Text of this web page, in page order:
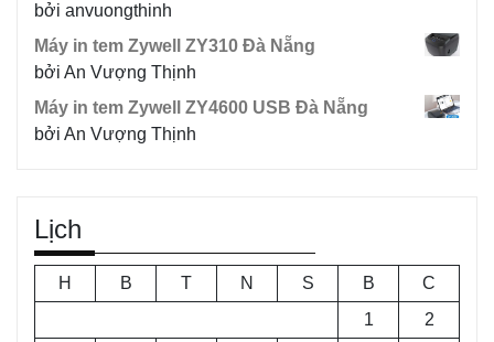
bởi anvuongthinh
Máy in tem Zywell ZY310 Đà Nẵng
bởi An Vượng Thịnh
Máy in tem Zywell ZY4600 USB Đà Nẵng
bởi An Vượng Thịnh
Lịch
H B T N S B
C
1
2